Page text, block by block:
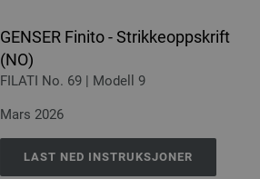
GENSER Finito - Strikkeoppskrift
(NO)
FILATI No. 69 | Modell 9
Mars 2026
LAST NED INSTRUKSJONER